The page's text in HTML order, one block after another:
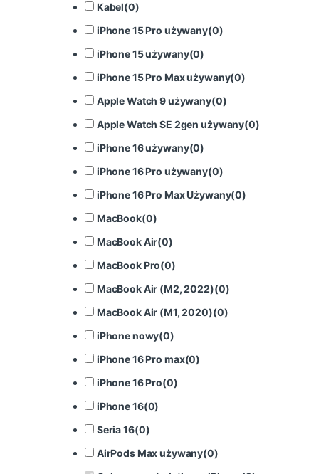
Kabel(0)
iPhone 15 Pro używany(0)
iPhone 15 używany(0)
iPhone 15 Pro Max używany(0)
Apple Watch 9 używany(0)
Apple Watch SE 2gen używany(0)
iPhone 16 używany(0)
iPhone 16 Pro używany(0)
iPhone 16 Pro Max Używany(0)
MacBook(0)
MacBook Air(0)
MacBook Pro(0)
MacBook Air (M2, 2022)(0)
MacBook Air (M1, 2020)(0)
iPhone nowy(0)
iPhone 16 Pro max(0)
iPhone 16 Pro(0)
iPhone 16(0)
Seria 16(0)
AirPods Max używany(0)